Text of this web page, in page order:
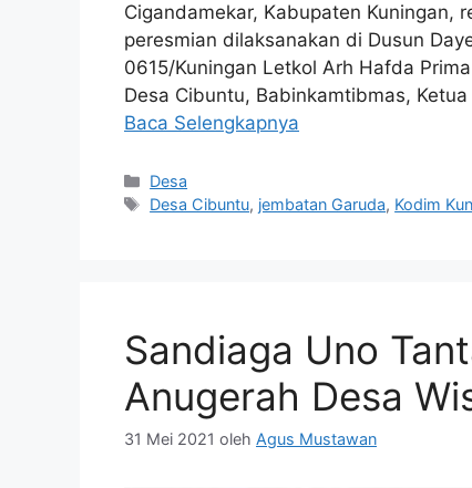
Cigandamekar, Kabupaten Kuningan,
peresmian dilaksanakan di Dusun
0615/Kuningan Letkol Arh Hafda
Desa Cibuntu, Babinkamtibmas,
Baca Selengkapnya
Kategori
Desa
Tag
Desa Cibuntu, jembatan Garuda, Kodim
Sandiaga Uno
Anugerah Desa
31 Mei 2021 oleh Agus Mustawan